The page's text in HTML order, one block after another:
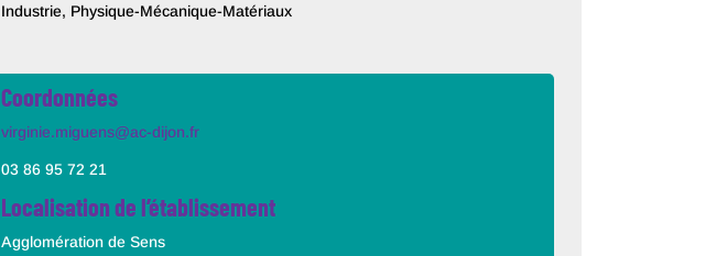
Industrie, Physique-Mécanique-Matériaux
Coordonnées
virginie.miguens@ac-dijon.fr
03 86 95 72 21
Localisation de l’établissement
Agglomération de Sens